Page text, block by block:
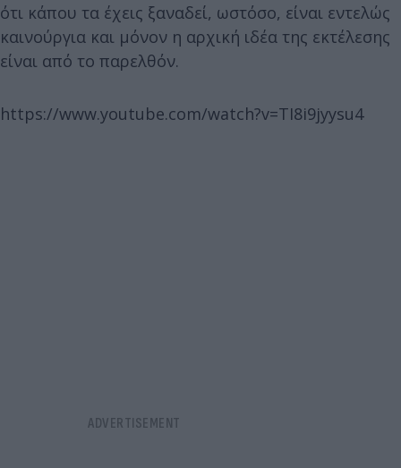
ότι κάπου τα έχεις ξαναδεί, ωστόσο, είναι εντελώς
καινούργια και μόνον η αρχική ιδέα της εκτέλεσης
είναι από το παρελθόν.
https://www.youtube.com/watch?v=TI8i9jyysu4